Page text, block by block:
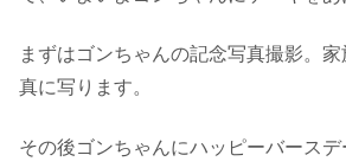
まずはゴンちゃんの記念写真撮影。
真に写ります。
その後ゴンちゃんにハッピーバース